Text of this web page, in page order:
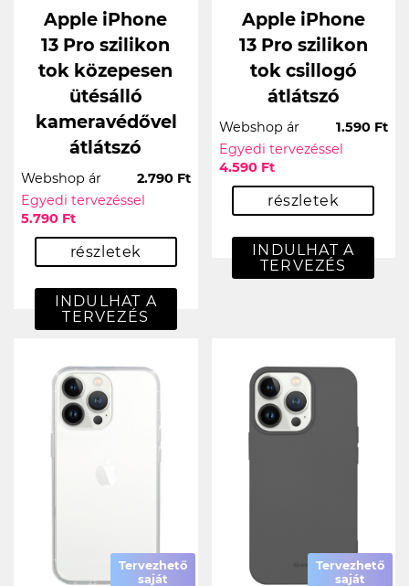
Apple iPhone
13 Pro szilikon
tok közepesen
ütésálló
kameravédővel
átlátszó
Webshop ár
2.790 Ft
Egyedi tervezéssel
5.790 Ft
részletek
INDULHAT A
TERVEZÉS
Apple iPhone
13 Pro szilikon
tok csillogó
átlátszó
Webshop ár
1.590 Ft
Egyedi tervezéssel
4.590 Ft
részletek
INDULHAT A
TERVEZÉS
Tervezhető
saját
Tervezhető
saját